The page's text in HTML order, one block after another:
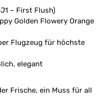
– First Flush)
Golden Flowery Orange
Flugzeug für höchste
elegant
Frische, ein Muss für all